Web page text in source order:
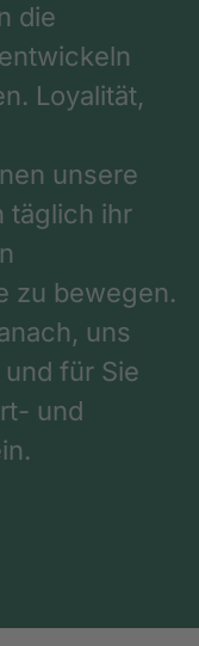
die
Loyalität,
unsere
täglich ihr
zu bewegen.
uns
für Sie
und